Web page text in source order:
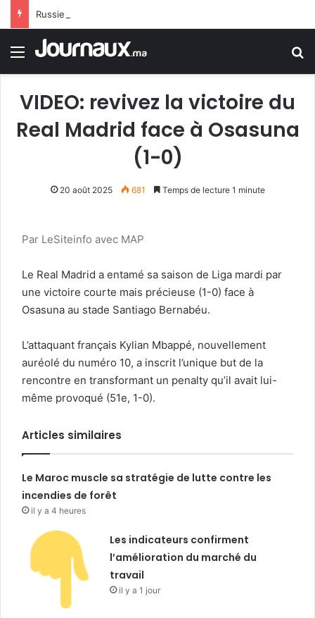
Menu
VIDEO: revivez la victoire du
Real Madrid face à Osasuna
(1-0)
20 août 2025 681 Temps de lecture 1 minute
Par LeSiteinfo avec MAP
Le Real Madrid a entamé sa saison de Liga mardi par
une victoire courte mais précieuse (1-0) face à
Osasuna au stade Santiago Bernabéu.
L’attaquant français Kylian Mbappé, nouvellement
auréolé du numéro 10, a inscrit l’unique but de la
rencontre en transformant un penalty qu’il avait lui-
même provoqué (51e, 1-0).
Articles similaires
Le Maroc muscle sa stratégie de lutte contre les
incendies de forêt
il y a 4 heures
Les indicateurs confirment
l’amélioration du marché du
travail
il y a 1 jour